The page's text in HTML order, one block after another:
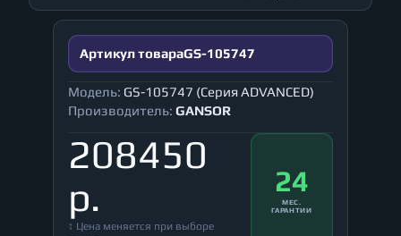
Артикул товараGS-105747
Модель: GS-105747 (Серия ADVANCED)
Производитель: GANSOR
208450
р.
↕ Цена меняется при выборе
24
МЕС.
ГАРАНТИИ